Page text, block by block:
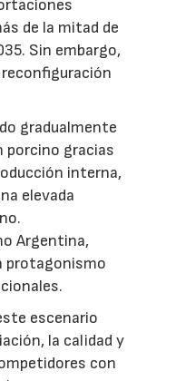
de la mitad de
Sin embargo,
gradualmente
porcino gracias
interna,
elevada
Argentina,
protagonismo
escenario
la calidad y
con